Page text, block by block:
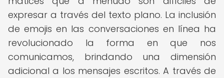
expresar a través del texto plano. La inclusión
de emojis en las conversaciones en línea ha
revolucionado la forma en que nos
comunicamos, brindando una dimensión
adicional a los mensajes escritos. A través de